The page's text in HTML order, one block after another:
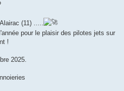
(11) .....
pour le plaisir des pilotes jets sur
!
2025.